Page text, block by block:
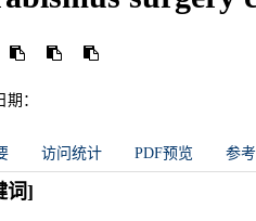
：
访问统计 PDF预览 参
词]